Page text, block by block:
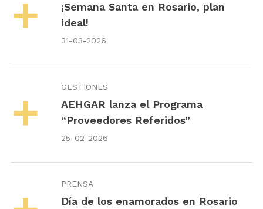
¡Semana Santa en Rosario, plan
ideal!
31-03-2026
GESTIONES
AEHGAR lanza el Programa
“Proveedores Referidos”
25-02-2026
PRENSA
Día de los enamorados en Rosario